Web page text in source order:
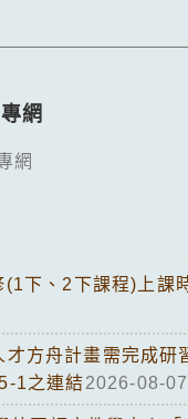
網
網
下、2下課程)上課
方舟計畫需完成研
1之連結2026-08-07